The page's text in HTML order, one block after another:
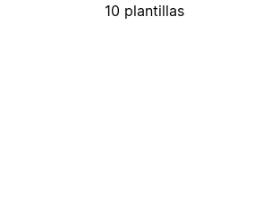
10 plantillas